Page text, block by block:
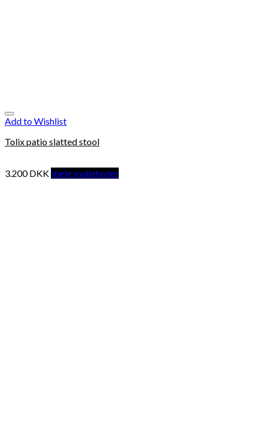
Add to Wishlist
Tolix patio slatted stool
3.200DKKVælg muligheder